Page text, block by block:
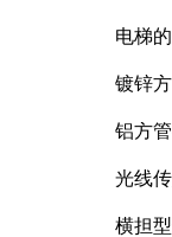
电梯
镀锌
铝方
光线
横担